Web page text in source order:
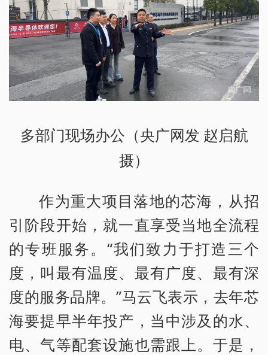
多部门现场办公（央广网发 赵启航
摄）
作为重大项目落地的芯海，从招
引阶段开始，就一直享受当地全流程
的专班服务。“我们致力于打造三个
度，叫最有温度、最有广度、最有深
度的服务品牌。”马云飞表示，去年芯
海要提早半年投产，当中涉及的水、
电、气等配套设施也需跟上。于是，